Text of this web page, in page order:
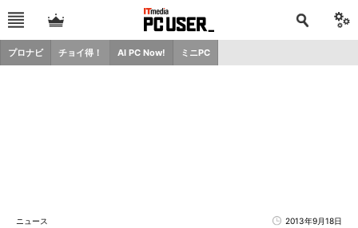
プロナビ チョイ得！ AI PC Now! ミニPC
ニュース 2013年9月18日